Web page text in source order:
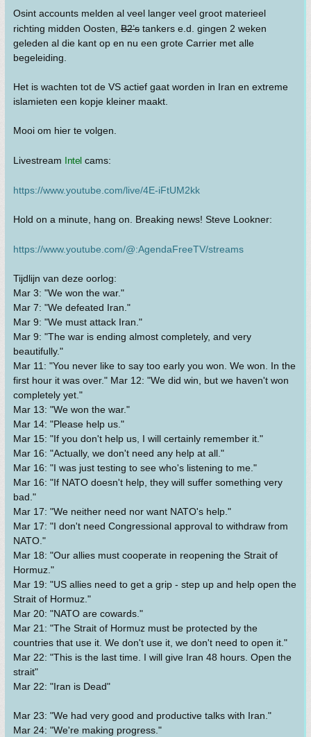
Osint accounts melden al veel langer veel groot materieel
richting midden Oosten, B2’s tankers e.d. gingen 2 weken
geleden al die kant op en nu een grote Carrier met alle
begeleiding.
Het is wachten tot de VS actief gaat worden in Iran en extreme
islamieten een kopje kleiner maakt.
Mooi om hier te volgen.
Livestream Intelcams:
https://www.youtube.com/live/4E-iFtUM2kk
Hold on a minute, hang on. Breaking news! Steve Lookner:
https://www.youtube.com/@:AgendaFreeTV/streams
Tijdlijn van deze oorlog:
Mar 3: "We won the war."
Mar 7: "We defeated Iran."
Mar 9: "We must attack Iran."
Mar 9: "The war is ending almost completely, and very
beautifully."
Mar 11: "You never like to say too early you won. We won. In the
first hour it was over." Mar 12: "We did win, but we haven't won
completely yet."
Mar 13: "We won the war."
Mar 14: "Please help us."
Mar 15: "If you don't help us, I will certainly remember it."
Mar 16: "Actually, we don't need any help at all."
Mar 16: "I was just testing to see who's listening to me."
Mar 16: "If NATO doesn't help, they will suffer something very
bad."
Mar 17: "We neither need nor want NATO's help."
Mar 17: "I don't need Congressional approval to withdraw from
NATO."
Mar 18: "Our allies must cooperate in reopening the Strait of
Hormuz."
Mar 19: "US allies need to get a grip - step up and help open the
Strait of Hormuz."
Mar 20: "NATO are cowards."
Mar 21: "The Strait of Hormuz must be protected by the
countries that use it. We don't use it, we don't need to open it."
Mar 22: "This is the last time. I will give Iran 48 hours. Open the
strait"
Mar 22: "Iran is Dead"
Mar 23: "We had very good and productive talks with Iran."
Mar 24: "We're making progress."